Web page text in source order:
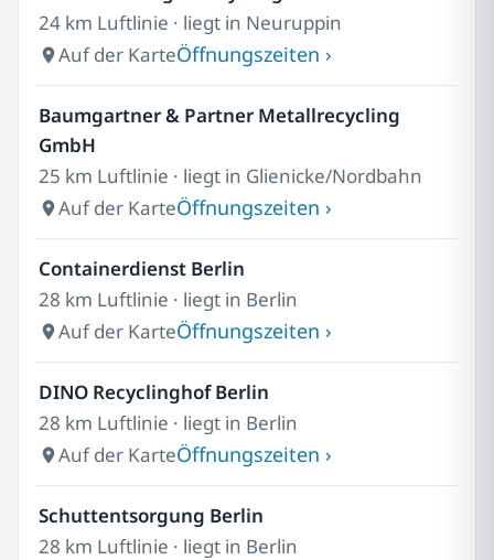
24 km Luftlinie · liegt in Neuruppin
Auf der KarteÖffnungszeiten ›
Baumgartner & Partner Metallrecycling
GmbH
25 km Luftlinie · liegt in Glienicke/Nordbahn
Auf der KarteÖffnungszeiten ›
Containerdienst Berlin
28 km Luftlinie · liegt in Berlin
Auf der KarteÖffnungszeiten ›
DINO Recyclinghof Berlin
28 km Luftlinie · liegt in Berlin
Auf der KarteÖffnungszeiten ›
Schuttentsorgung Berlin
28 km Luftlinie · liegt in Berlin